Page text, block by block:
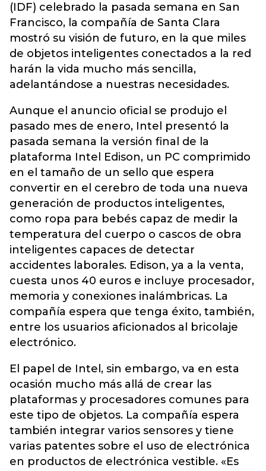
(IDF) celebrado la pasada semana en San
Francisco, la compañía de Santa Clara
mostró su visión de futuro, en la que miles
de objetos inteligentes conectados a la red
harán la vida mucho más sencilla,
adelantándose a nuestras necesidades.
Aunque el anuncio oficial se produjo el
pasado mes de enero, Intel presentó la
pasada semana la versión final de la
plataforma Intel Edison, un PC comprimido
en el tamaño de un sello que espera
convertir en el cerebro de toda una nueva
generación de productos inteligentes,
como ropa para bebés capaz de medir la
temperatura del cuerpo o cascos de obra
inteligentes capaces de detectar
accidentes laborales. Edison, ya a la venta,
cuesta unos 40 euros e incluye procesador,
memoria y conexiones inalámbricas. La
compañía espera que tenga éxito, también,
entre los usuarios aficionados al bricolaje
electrónico.
El papel de Intel, sin embargo, va en esta
ocasión mucho más allá de crear las
plataformas y procesadores comunes para
este tipo de objetos. La compañía espera
también integrar varios sensores y tiene
varias patentes sobre el uso de electrónica
en productos de electrónica vestible. «Es